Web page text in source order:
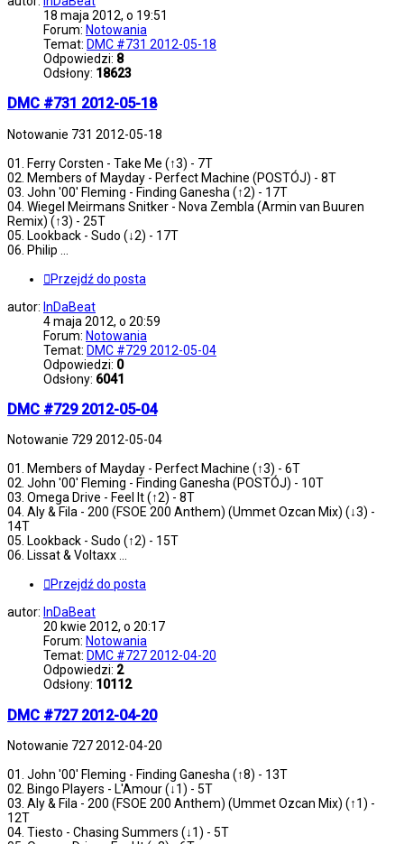
18 maja 2012, o 19:51
Forum: Notowania
Temat: DMC #731 2012-05-18
Odpowiedzi: 8
Odsłony: 18623
DMC #731 2012-05-18
Notowanie 731 2012-05-18
01. Ferry Corsten - Take Me (↑3) - 7T
02. Members of Mayday - Perfect Machine (POSTÓJ) - 8T
03. John '00' Fleming - Finding Ganesha (↑2) - 17T
04. Wiegel Meirmans Snitker - Nova Zembla (Armin van Buuren
Remix) (↑3) - 25T
05. Lookback - Sudo (↓2) - 17T
06. Philip ...
Przejdź do posta
autor: InDaBeat
4 maja 2012, o 20:59
Forum: Notowania
Temat: DMC #729 2012-05-04
Odpowiedzi: 0
Odsłony: 6041
DMC #729 2012-05-04
Notowanie 729 2012-05-04
01. Members of Mayday - Perfect Machine (↑3) - 6T
02. John '00' Fleming - Finding Ganesha (POSTÓJ) - 10T
03. Omega Drive - Feel It (↑2) - 8T
04. Aly & Fila - 200 (FSOE 200 Anthem) (Ummet Ozcan Mix) (↓3) -
14T
05. Lookback - Sudo (↑2) - 15T
06. Lissat & Voltaxx ...
Przejdź do posta
autor: InDaBeat
20 kwie 2012, o 20:17
Forum: Notowania
Temat: DMC #727 2012-04-20
Odpowiedzi: 2
Odsłony: 10112
DMC #727 2012-04-20
Notowanie 727 2012-04-20
01. John '00' Fleming - Finding Ganesha (↑8) - 13T
02. Bingo Players - L'Amour (↓1) - 5T
03. Aly & Fila - 200 (FSOE 200 Anthem) (Ummet Ozcan Mix) (↑1) -
12T
04. Tiesto - Chasing Summers (↓1) - 5T